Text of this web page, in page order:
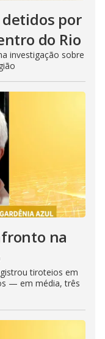
por
do Rio
investigação sobre
na
tiroteios em
— em média, três